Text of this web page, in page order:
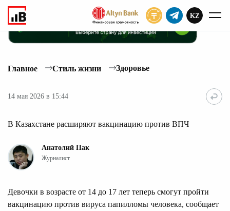
KZ
Главное Стиль жизни Здоровье
14 мая 2026 в 15:44
В Казахстане расширяют вакцинацию против ВПЧ
Анатолий Пак
Журналист
Девочки в возрасте от 14 до 17 лет теперь смогут пройти
вакцинацию против вируса папилломы человека, сообщает